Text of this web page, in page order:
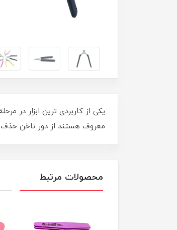
یکی از کاربردی ترین ابزار در
معروف هستند از دور ناخن
محصولات مرتبط